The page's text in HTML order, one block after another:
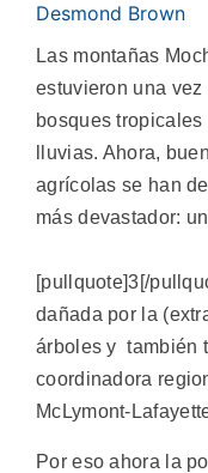
Desmond Brown
Las montañas
estuvieron una
bosques
lluvias. Ahora,
agrícolas se han
más devastador:
[pullquote]3[/
dañada por la
árboles y también
coordinadora
McLymont-
Por eso ahora la